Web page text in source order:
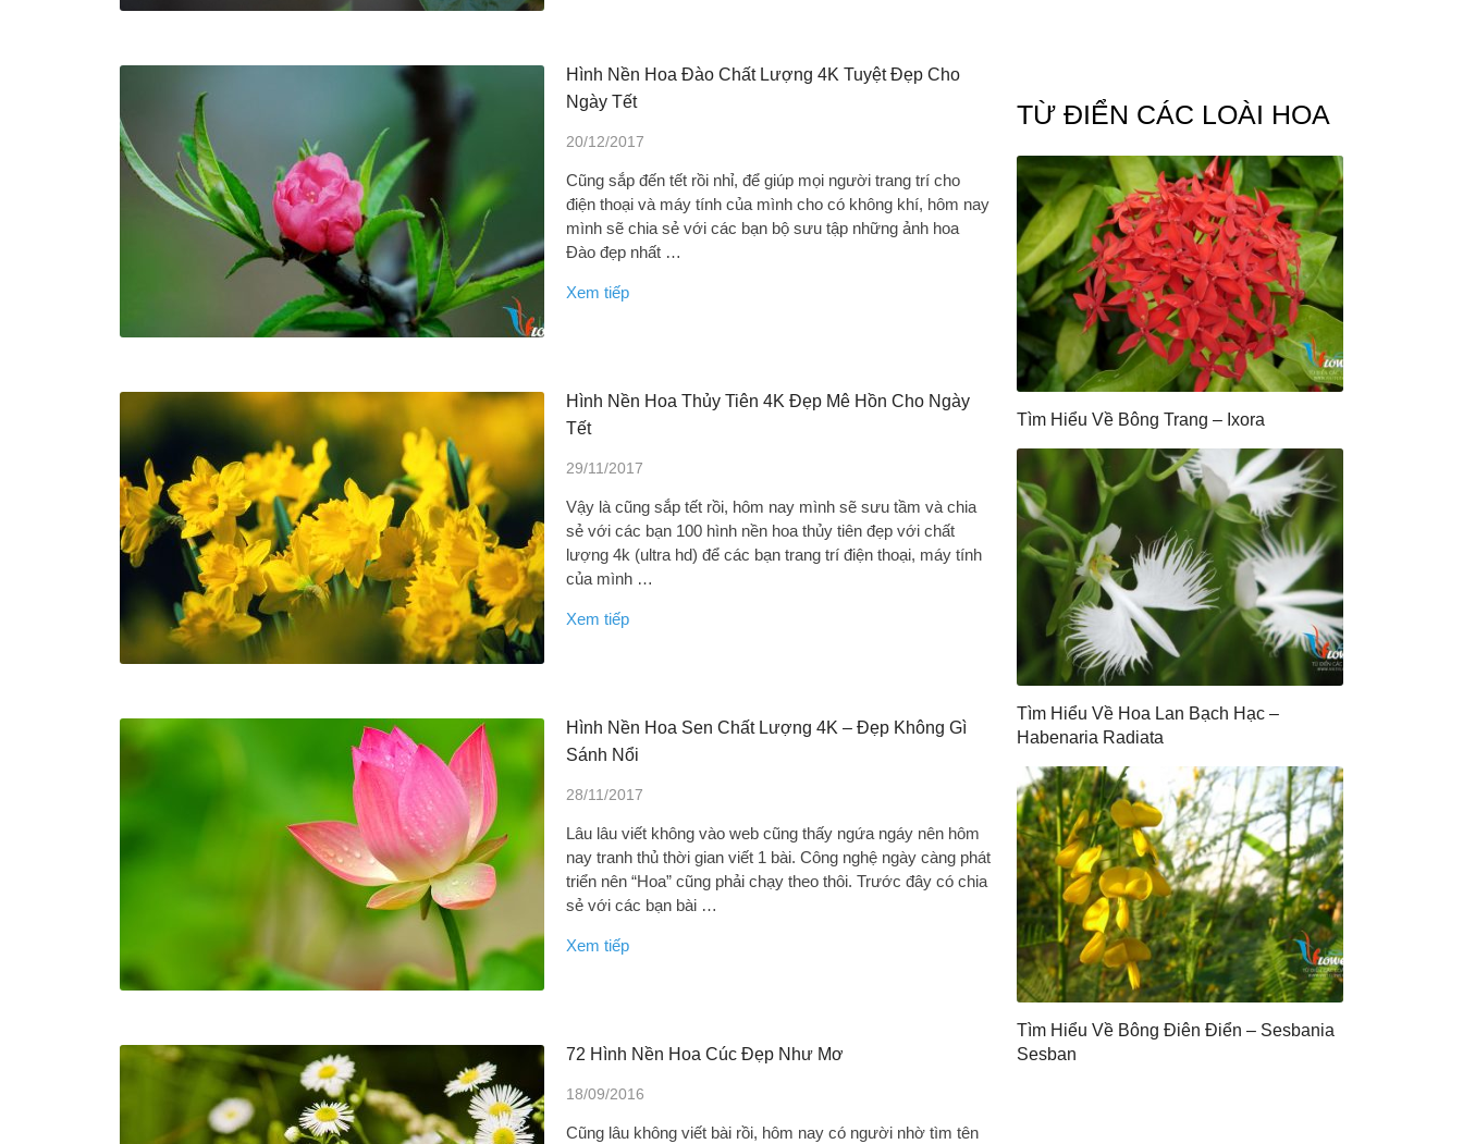
Hình Nền Hoa Đào Chất Lượng 4K Tuyệt Đẹp Cho
Ngày Tết
20/12/2017
Cũng sắp đến tết rồi nhỉ, để giúp mọi người trang trí cho
điện thoại và máy tính của mình cho có không khí, hôm nay
mình sẽ chia sẻ với các bạn bộ sưu tập những ảnh hoa
Đào đẹp nhất …
Xem tiếp
Hình Nền Hoa Thủy Tiên 4K Đẹp Mê Hồn Cho Ngày
Tết
29/11/2017
Vậy là cũng sắp tết rồi, hôm nay mình sẽ sưu tầm và chia
sẻ với các bạn 100 hình nền hoa thủy tiên đẹp với chất
lượng 4k (ultra hd) để các bạn trang trí điện thoại, máy tính
của mình …
Xem tiếp
Hình Nền Hoa Sen Chất Lượng 4K – Đẹp Không Gì
Sánh Nổi
28/11/2017
Lâu lâu viết không vào web cũng thấy ngứa ngáy nên hôm
nay tranh thủ thời gian viết 1 bài. Công nghệ ngày càng phát
triển nên “Hoa” cũng phải chạy theo thôi. Trước đây có chia
sẻ với các bạn bài …
Xem tiếp
72 Hình Nền Hoa Cúc Đẹp Như Mơ
18/09/2016
Cũng lâu không viết bài rồi, hôm nay có người nhờ tìm tên
TỪ ĐIỂN CÁC LOÀI HOA
Tìm Hiểu Về Bông Trang – Ixora
Tìm Hiểu Về Hoa Lan Bạch Hạc –
Habenaria Radiata
Tìm Hiểu Về Bông Điên Điển – Sesbania
Sesban